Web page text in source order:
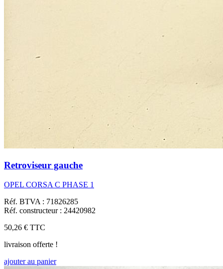
Retroviseur gauche
OPEL CORSA C PHASE 1
Réf. BTVA : 71826285
Réf. constructeur : 24420982
50,26 € TTC
livraison offerte !
ajouter au panier